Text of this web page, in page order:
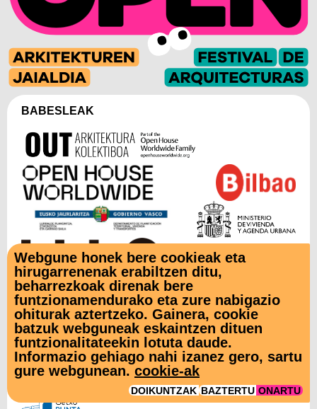
BABESLEAK
LAGUNTZAILEAK
Webgune honek bere cookieak eta
hirugarrenenak erabiltzen ditu,
beharrezkoak direnak bere
funtzionamendurako eta zure nabigazio
ohiturak aztertzeko. Gainera, cookie
batzuk webguneak eskaintzen dituen
funtzionalitateekin lotuta daude.
Informazio gehiago nahi izanez gero, sartu
gure webgunean. cookie-ak
DOIKUNTZAK BAZTERTU ONARTU